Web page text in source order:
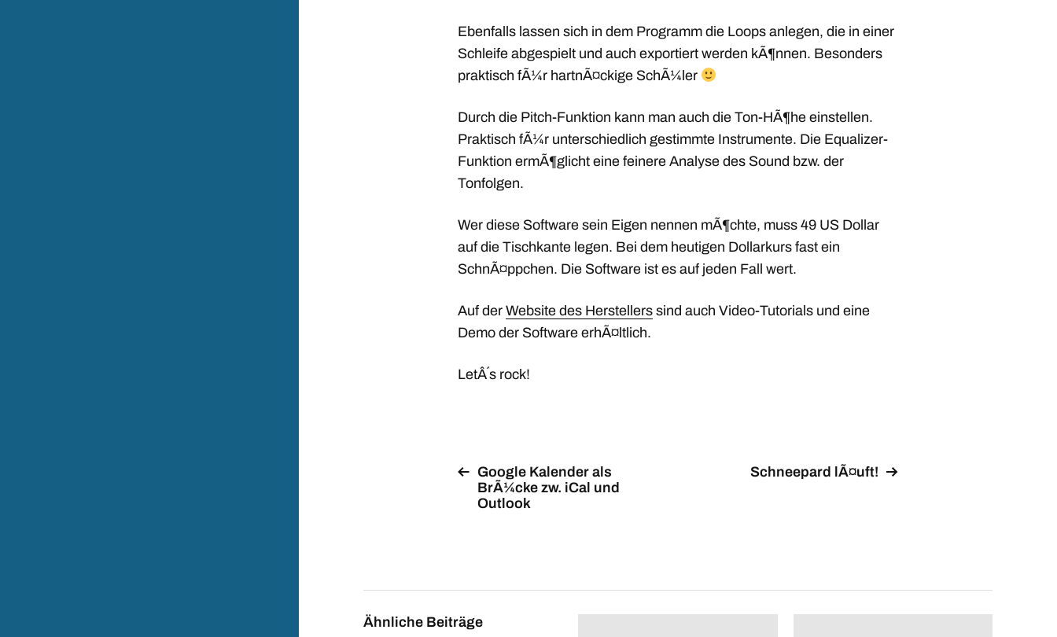
Ebenfalls lassen sich in dem Programm die Loops anlegen, die in einer
Schleife abgespielt und auch exportiert werden kÃ¶nnen. Besonders
praktisch fÃ¼r hartnÃ¤ckige SchÃ¼ler
Durch die Pitch-Funktion kann man auch die Ton-HÃ¶he einstellen.
Praktisch fÃ¼r unterschiedlich gestimmte Instrumente. Die Equalizer-
Funktion ermÃ¶glicht eine feinere Analyse des Sound bzw. der
Tonfolgen.
Wer diese Software sein Eigen nennen mÃ¶chte, muss 49 US Dollar
auf die Tischkante legen. Bei dem heutigen Dollarkurs fast ein
SchnÃ¤ppchen. Die Software ist es auf jeden Fall wert.
Auf der Website des Herstellers sind auch Video-Tutorials und eine
Demo der Software erhÃ¤ltlich.
LetÂ´s rock!
Google Kalender als
BrÃ¼cke zw. iCal und
Outlook
Schneepard lÃ¤uft!
Ähnliche Beiträge